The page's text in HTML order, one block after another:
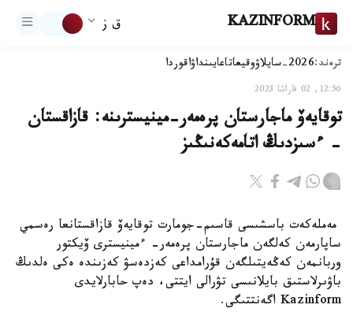
KAZINFORM ق ز
ترەند:2026-سايلاۋ وقيعاتاعايىنداۋاقوردا
12:56, 02 قاراشا 2023
توقايەۆ ماجارستان پرەمەر-مينيسترىنە: قازاقستان
- ءسىزدىڭ اتامەكەنىڭىز
مەملەكەت باسشىسى قاسىم-جومارت توقايەۆ قازاقستانعا رەسمي
ساپارمەن كەلگەن ماجارستان پرەمەر- ءمينيسترى ۆيكتور
وربانمەن كەڭەيتىلگەن قۇرامداعى كەزدەسۋ كەزىندە ەكى ەلدىڭ
باۋىرلاستىق بايلانىسى تۋرالى ايتتى، دەپ حابارلايدى
Kazinform اگەنتتىگى.